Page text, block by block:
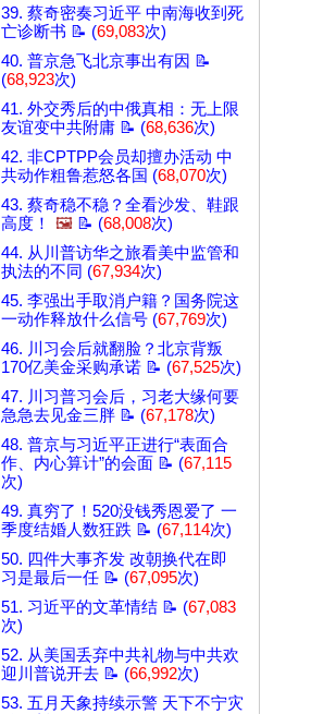
39. 蔡奇密奏习近平 中南海收到死
亡诊断书 📝 (69,083次)
40. 普京急飞北京事出有因 📝
(68,923次)
41. 外交秀后的中俄真相：无上限
友谊变中共附庸 📝 (68,636次)
42. 非CPTPP会员却擅办活动 中
共动作粗鲁惹怒各国 (68,070次)
43. 蔡奇稳不稳？全看沙发、鞋跟
高度！
🖼️ 📝 (68,008次)
44. 从川普访华之旅看美中监管和
执法的不同 (67,934次)
45. 李强出手取消户籍？国务院这
一动作释放什么信号 (67,769次)
46. 川习会后就翻脸？北京背叛
170亿美金采购承诺 📝 (67,525次)
47. 川习普习会后，习老大缘何要
急急去见金三胖 📝 (67,178次)
48. 普京与习近平正进行“表面合
作、内心算计”的会面 📝 (67,115
次)
49. 真穷了！520没钱秀恩爱了 一
季度结婚人数狂跌 📝 (67,114次)
50. 四件大事齐发 改朝换代在即
习是最后一任 📝 (67,095次)
51. 习近平的文革情结 📝 (67,083
次)
52. 从美国丢弃中共礼物与中共欢
迎川普说开去 📝 (66,992次)
53. 五月天象持续示警 天下不宁灾